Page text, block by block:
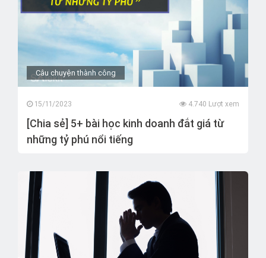
Câu chuyện thành công
15/11/2023 4.740 Lượt xem
[Chia sẻ] 5+ bài học kinh doanh đắt giá từ
những tỷ phú nổi tiếng